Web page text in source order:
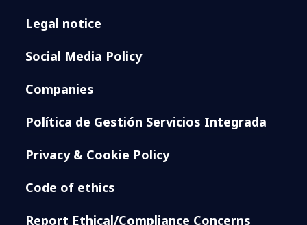
Legal notice
Social Media Policy
Companies
Política de Gestión Servicios Integrada
Privacy & Cookie Policy
Code of ethics
Report Ethical/Compliance Concerns